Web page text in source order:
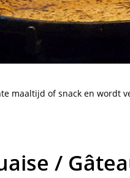
maaltijd of snack en wordt
/